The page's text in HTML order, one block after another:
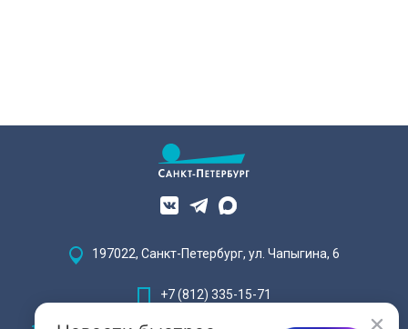
197022, Санкт-Петербург, ул. Чапыгина, 6
+7 (812) 335-15-71